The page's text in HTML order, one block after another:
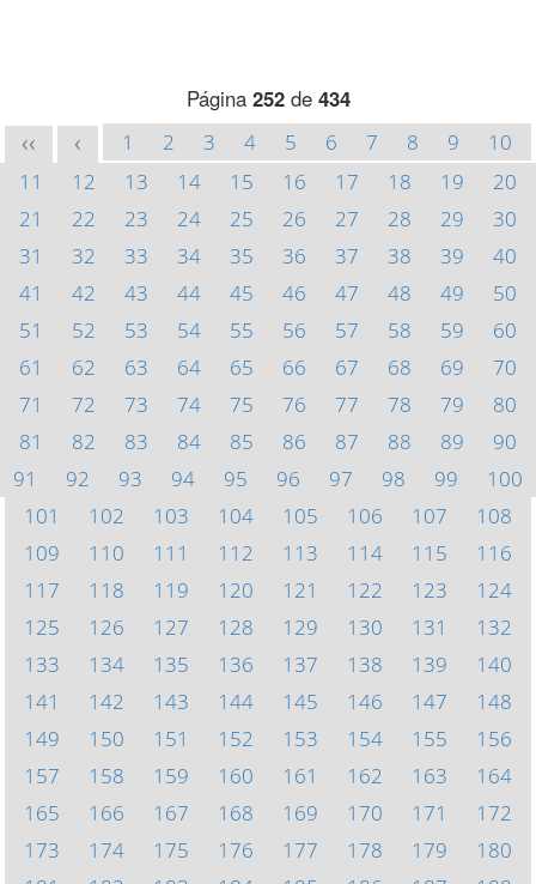
Página 252de 434
<< < 1 2 3 4 5 6 7 8 9
10
11
12 13 14 15 16 17 18 19
20
21
22 23 24 25 26 27 28 29
30
31
32 33 34 35 36 37 38 39
40
41
42 43 44 45 46 47 48 49
50
51
52 53 54 55 56 57 58 59
60
61
62 63 64 65 66 67 68 69
70
71
72 73 74 75 76 77 78 79
80
81
82 83 84 85 86 87 88 89
90
91
92 93 94 95 96 97 98 99
100
101
102 103 104 105 106 107
108
109
110 111 112 113 114 115
116
117
118 119 120 121 122 123
124
125
126 127 128 129 130 131
132
133
134 135 136 137 138 139
140
141
142 143 144 145 146 147
148
149
150 151 152 153 154 155
156
157
158 159 160 161 162 163
164
165
166 167 168 169 170 171
172
173
174 175 176 177 178 179
180